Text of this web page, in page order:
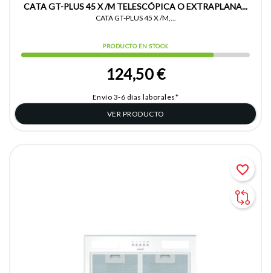
CATA GT-PLUS 45 X /M TELESCÓPICA O EXTRAPLANA...
CATA GT-PLUS 45 X /M,...
PRODUCTO EN STOCK
124,50 €
Envío 3-6 días laborales*
VER PRODUCTO
favorite_border